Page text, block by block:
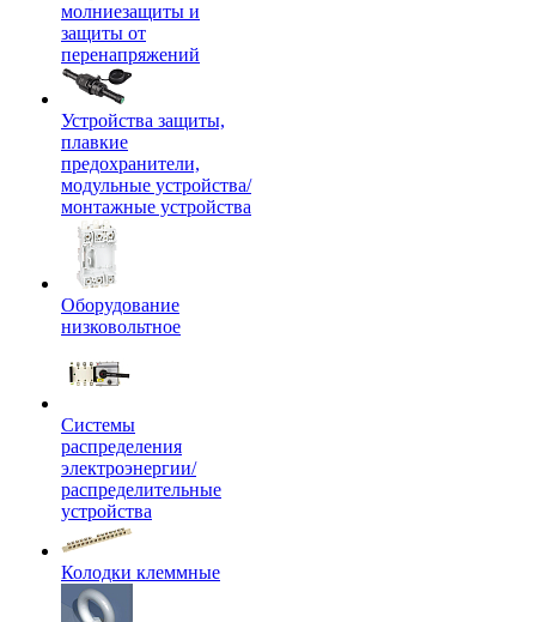
молниезащиты и
защиты от
перенапряжений
Устройства защиты,
плавкие
предохранители,
модульные устройства/
монтажные устройства
Оборудование
низковольтное
Системы
распределения
электроэнергии/
распределительные
устройства
Колодки клеммные